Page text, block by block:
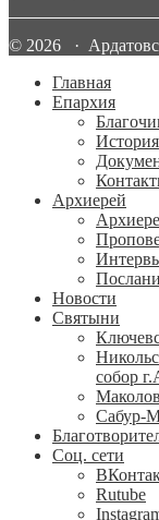
© 2026 ·
Главная
Епархия
История
Архиерей
Новости
Святыни
собор
Сабур-
Соц. сети
Rutube